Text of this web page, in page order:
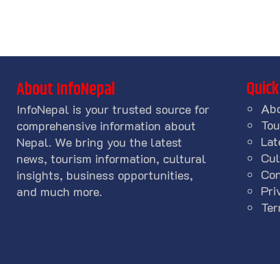
About InfoNepal
InfoNepal is your trusted source for
comprehensive information about
Nepal. We bring you the latest
news, tourism information, cultural
insights, business opportunities,
and much more.